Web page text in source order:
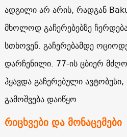
ადგილი არ არის, რადგან
მხოლოდ გაჩერებებზე
სთხოვენ. გაჩერებამდე
დარჩენილი. 77-ის ცბიერ
ჰყავდა გაჩერებული
გამოშვება დაიწყო.
რიცხვები და მონაცემები